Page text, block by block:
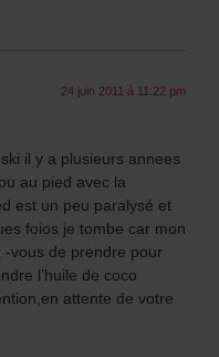
24 juin 2011 à 11:22 pm
il y a plusieurs annees
au pied avec la
est un peu paralysé et
foios je tombe car mon
vous de prendre pour
l’huile de coco
attente de votre